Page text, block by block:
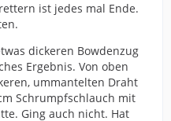
ist jedes mal Ende.
dickeren Bowdenzug
Ergebnis. Von oben
ummantelten Draht
Schrumpfschlauch mit
Ging auch nicht. Hat